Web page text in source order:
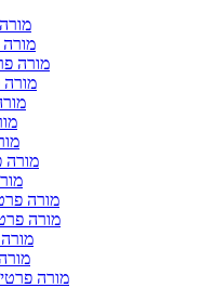
מורה
מורה
מורה
מורה
מורה
מורה